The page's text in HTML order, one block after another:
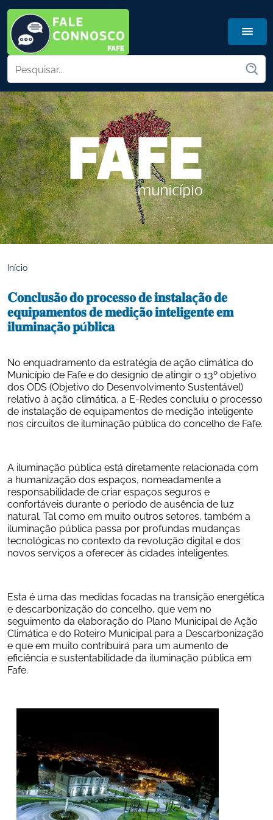
Início
𝐂𝐨𝐧𝐜𝐥𝐮𝐬ã𝐨 𝐝𝐨 𝐩𝐫𝐨𝐜𝐞𝐬𝐬𝐨 𝐝𝐞 𝐢𝐧𝐬𝐭𝐚𝐥𝐚çã𝐨 𝐝𝐞
𝐞𝐪𝐮𝐢𝐩𝐚𝐦𝐞𝐧𝐭𝐨𝐬 𝐝𝐞 𝐦𝐞𝐝𝐢çã𝐨 𝐢𝐧𝐭𝐞𝐥𝐢𝐠𝐞𝐧𝐭𝐞 𝐞𝐦
𝐢𝐥𝐮𝐦𝐢𝐧𝐚çã𝐨 𝐩ú𝐛𝐥𝐢𝐜𝐚
No enquadramento da estratégia de ação climática do
Município de Fafe e do desígnio de atingir o 13º objetivo
dos ODS (Objetivo do Desenvolvimento Sustentável)
relativo à ação climática, a E-Redes concluiu o processo
de instalação de equipamentos de medição inteligente
nos circuitos de iluminação pública do concelho de Fafe.
A iluminação pública está diretamente relacionada com
a humanização dos espaços, nomeadamente a
responsabilidade de criar espaços seguros e
confortáveis durante o período de ausência de luz
natural. Tal como em muito outros setores, também a
iluminação pública passa por profundas mudanças
tecnológicas no contexto da revolução digital e dos
novos serviços a oferecer às cidades inteligentes.
Esta é uma das medidas focadas na transição energética
e descarbonização do concelho, que vem no
seguimento da elaboração do Plano Municipal de Ação
Climática e do Roteiro Municipal para a Descarbonização
e que em muito contribuirá para um aumento de
eficiência e sustentabilidade da iluminação pública em
Fafe.